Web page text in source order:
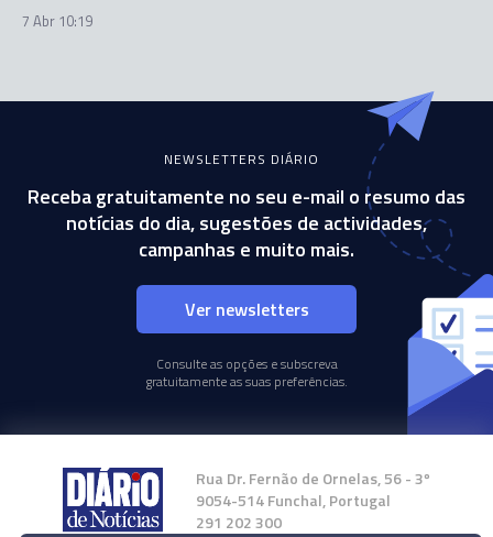
7 Abr 10:19
NEWSLETTERS DIÁRIO
Receba gratuitamente no seu e-mail o resumo das
notícias do dia, sugestões de actividades,
campanhas e muito mais.
Ver newsletters
Consulte as opções e subscreva
gratuitamente as suas preferências.
Rua Dr. Fernão de Ornelas, 56 - 3º
9054-514 Funchal, Portugal
291 202 300